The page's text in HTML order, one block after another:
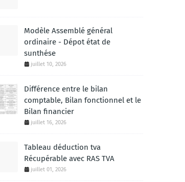
Modèle Assemblé général
ordinaire - Dépot état de
sunthése
juillet 10, 2026
Différence entre le bilan
comptable, Bilan fonctionnel et le
Bilan financier
juillet 16, 2026
Tableau déduction tva
Récupérable avec RAS TVA
juillet 01, 2026